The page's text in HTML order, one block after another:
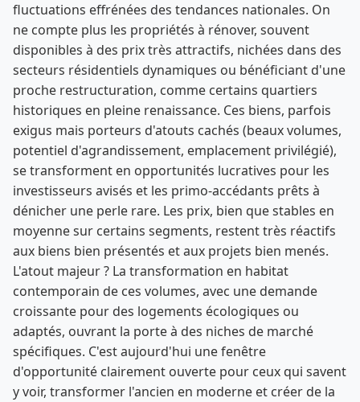
fluctuations effrénées des tendances nationales. On
ne compte plus les propriétés à rénover, souvent
disponibles à des prix très attractifs, nichées dans des
secteurs résidentiels dynamiques ou bénéficiant d'une
proche restructuration, comme certains quartiers
historiques en pleine renaissance. Ces biens, parfois
exigus mais porteurs d'atouts cachés (beaux volumes,
potentiel d'agrandissement, emplacement privilégié),
se transforment en opportunités lucratives pour les
investisseurs avisés et les primo-accédants prêts à
dénicher une perle rare. Les prix, bien que stables en
moyenne sur certains segments, restent très réactifs
aux biens bien présentés et aux projets bien menés.
L'atout majeur ? La transformation en habitat
contemporain de ces volumes, avec une demande
croissante pour des logements écologiques ou
adaptés, ouvrant la porte à des niches de marché
spécifiques. C'est aujourd'hui une fenêtre
d'opportunité clairement ouverte pour ceux qui savent
y voir, transformer l'ancien en moderne et créer de la